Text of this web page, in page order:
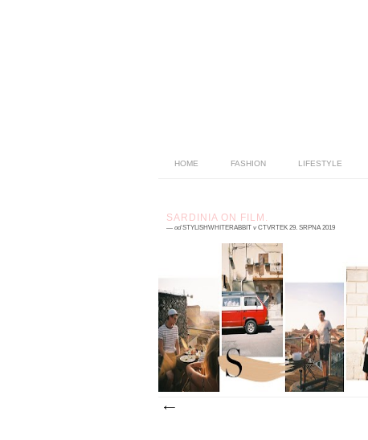
HOME FASHION LIFESTYLE
SARDINIA ON FILM.
— odSTYLISHWHITERABBIT v ČTVRTEK 29. SRPNA 2019
0 komentářů
Léto. Tak krásný jsi bylo. Zas o kousíček
krásnější než to předchozí, vonělo jsi slanou
vodou a vyprahlými ulicemi, bylo jsi
dobrodružný a ...